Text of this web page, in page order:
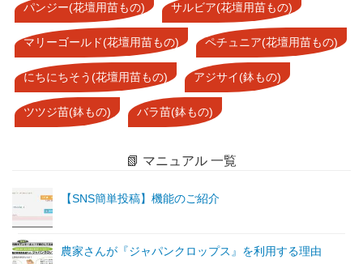
パンジー(花壇用苗もの) サルビア(花壇用苗もの)
マリーゴールド(花壇用苗もの) ペチュニア(花壇用苗もの)
にちにちそう(花壇用苗もの) アジサイ(鉢もの)
ツツジ苗(鉢もの) バラ苗(鉢もの)
📗 マニュアル 一覧
【SNS簡単投稿】機能のご紹介
農家さんが『ジャパンクロップス』を利用する理由